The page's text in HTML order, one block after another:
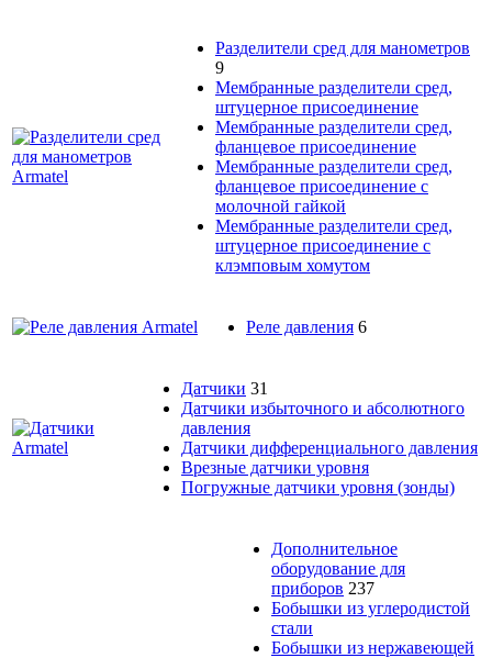
Разделители сред для манометров
9
Мембранные разделители сред,
штуцерное присоединение
Мембранные разделители сред,
фланцевое присоединение
Мембранные разделители сред,
фланцевое присоединение с
молочной гайкой
Мембранные разделители сред,
штуцерное присоединение с
клэмповым хомутом
Реле давления 6
Датчики 31
Датчики избыточного и абсолютного
давления
Датчики дифференциального давления
Врезные датчики уровня
Погружные датчики уровня (зонды)
Дополнительное
оборудование для
приборов 237
Бобышки из уг­ле­ро­дис­той
стали
Бобышки из нер­жа­вею­щей